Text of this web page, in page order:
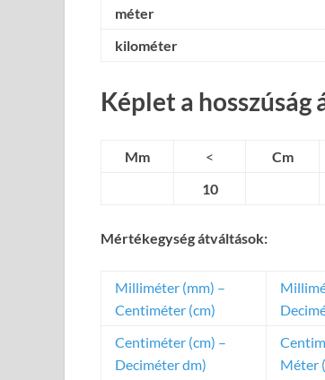
méter
kilométer
Képlet a hosszúság
Mm < Cm
10
Mértékegység átváltások:
Milliméter (mm) –
Centiméter (cm)
Centiméter (cm) –
Deciméter dm)
Méter